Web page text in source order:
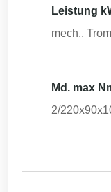
Leistung
mech.,
Md. max
2/